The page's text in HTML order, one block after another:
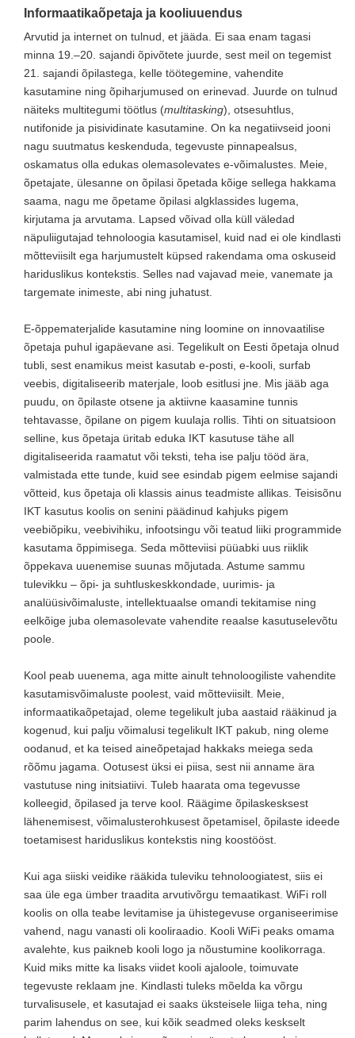
Informaatikaõpetaja ja kooliuuendus
Arvutid ja internet on tulnud, et jääda. Ei saa enam tagasi
minna 19.–20. sajandi õpivõtete juurde, sest meil on tegemist
21. sajandi õpilastega, kelle töötegemine, vahendite
kasutamine ning õpiharjumused on erinevad. Juurde on tulnud
näiteks multitegumi töötlus (multitasking), otsesuhtlus,
nutifonide ja pisividinate kasutamine. On ka negatiivseid jooni
nagu suutmatus keskenduda, tegevuste pinnapealsus,
oskamatus olla edukas olemasolevates e-võimalustes. Meie,
õpetajate, ülesanne on õpilasi õpetada kõige sellega hakkama
saama, nagu me õpetame õpilasi algklassides lugema,
kirjutama ja arvutama. Lapsed võivad olla küll väledad
näpuliigutajad tehnoloogia kasutamisel, kuid nad ei ole kindlasti
mõtteviisilt ega harjumustelt küpsed rakendama oma oskuseid
hariduslikus kontekstis. Selles nad vajavad meie, vanemate ja
targemate inimeste, abi ning juhatust.
E-õppematerjalide kasutamine ning loomine on innovaatilise
õpetaja puhul igapäevane asi. Tegelikult on Eesti õpetaja olnud
tubli, sest enamikus meist kasutab e-posti, e-kooli, surfab
veebis, digitaliseerib materjale, loob esitlusi jne. Mis jääb aga
puudu, on õpilaste otsene ja aktiivne kaasamine tunnis
tehtavasse, õpilane on pigem kuulaja rollis. Tihti on situatsioon
selline, kus õpetaja üritab eduka IKT kasutuse tähe all
digitaliseerida raamatut või teksti, teha ise palju tööd ära,
valmistada ette tunde, kuid see esindab pigem eelmise sajandi
võtteid, kus õpetaja oli klassis ainus teadmiste allikas. Teisisõnu
IKT kasutus koolis on senini päädinud kahjuks pigem
veebiõpiku, veebivihiku, infootsingu või teatud liiki programmide
kasutama õppimisega. Seda mõtteviisi püüabki uus riiklik
õppekava uuenemise suunas mõjutada. Astume sammu
tulevikku – õpi- ja suhtluskeskkondade, uurimis- ja
analüüsivõimaluste, intellektuaalse omandi tekitamise ning
eelkõige juba olemasolevate vahendite reaalse kasutuselevõtu
poole.
Kool peab uuenema, aga mitte ainult tehnoloogiliste vahendite
kasutamisvõimaluste poolest, vaid mõtteviisilt. Meie,
informaatikaõpetajad, oleme tegelikult juba aastaid rääkinud ja
kogenud, kui palju võimalusi tegelikult IKT pakub, ning oleme
oodanud, et ka teised aineõpetajad hakkaks meiega seda
rõõmu jagama. Ootusest üksi ei piisa, sest nii anname ära
vastutuse ning initsiatiivi. Tuleb haarata oma tegevusse
kolleegid, õpilased ja terve kool. Räägime õpilaskesksest
lähenemisest, võimalusterohkusest õpetamisel, õpilaste ideede
toetamisest hariduslikus kontekstis ning koostööst.
Kui aga siiski veidike rääkida tuleviku tehnoloogiatest, siis ei
saa üle ega ümber traadita arvutivõrgu temaatikast. WiFi roll
koolis on olla teabe levitamise ja ühistegevuse organiseerimise
vahend, nagu vanasti oli kooliraadio. Kooli WiFi peaks omama
avalehte, kus paikneb kooli logo ja nõustumine koolikorraga.
Kuid miks mitte ka lisaks viidet kooli ajaloole, toimuvate
tegevuste reklaam jne. Kindlasti tuleks mõelda ka võrgu
turvalisusele, et kasutajad ei saaks üksteisele liiga teha, ning
parim lahendus on see, kui kõik seadmed oleks keskselt